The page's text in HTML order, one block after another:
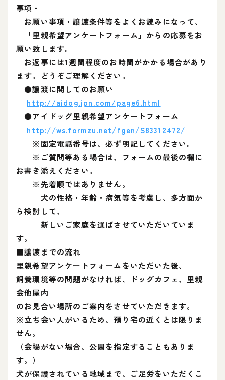
事項・
お願い事項・譲渡条件等をよくお読みになって、
「里親希望アンケートフォーム」からの応募をお
願い致します。
お返事には1週間程度のお時間がかかる場合があり
ます。どうぞご理解ください。
●譲渡に関してのお願い
http://aidog.jpn.com/page6.html
●アイドッグ里親希望アンケートフォーム
http://ws.formzu.net/fgen/S83312472/
※固定電話番号は、必ず明記してください。
※ご質問等ある場合は、フォームの最後の欄に
お書き添えください。
※先着順ではありません。
犬の性格・年齢・病気等を考慮し、多方面か
ら検討して、
新しいご家庭を選ばさせていただいていま
す。
■譲渡までの流れ
里親希望アンケートフォームをいただいた後、
飼養環境等の問題がなければ、ドッグカフェ、里親
会他屋内
のお見合い場所のご案内をさせていただきます。
※立ち会い人がいるため、預り宅の近くとは限りま
せん。
（会場がない場合、公園を指定することもありま
す。）
犬が保護されている地域まで、ご足労をいただくこ